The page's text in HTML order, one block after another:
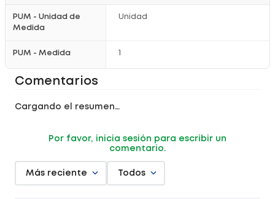
PUM - Unidad de
Medida
Unidad
PUM - Medida
Comentarios
Cargando el resumen…
Por favor, inicia sesión para escribir un
comentario.
Más reciente Todos